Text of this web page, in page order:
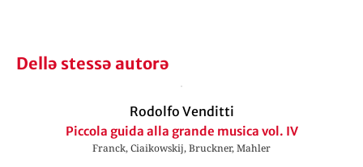
Dellə stessə autorə
Rodolfo Venditti
Piccola guida alla grande musica vol. IV
Franck, Ciaikowskij, Bruckner, Mahler